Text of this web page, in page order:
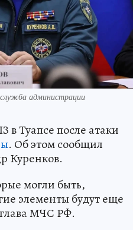
администрации
в Туапсе после атаки
. Об этом сообщил
Куренков.
могли быть,
элементы будут еще
МЧС РФ.